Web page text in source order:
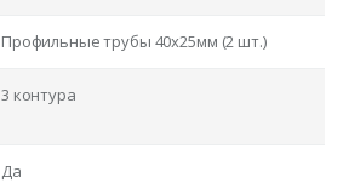
Профильные трубы 40х25мм (2 шт.)
3 контура
Да